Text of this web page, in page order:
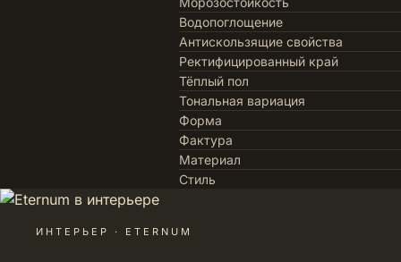
Водопоглощение
Антискользящие свойства
Ректифицированный край
Тёплый пол
Тональная вариация
Форма
Фактура
Материал
Стиль
ИНТЕРЬЕР · ETERNUM